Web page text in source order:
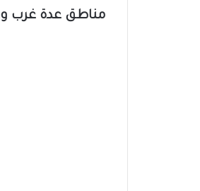
مناطق عدة غرب